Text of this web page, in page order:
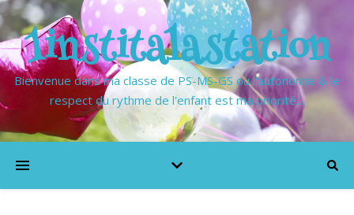
1institalastation
Bienvenue dans ma classe de PS-MS-GS où l'autonomie & le
respect du rythme de l'enfant est ma priorité…